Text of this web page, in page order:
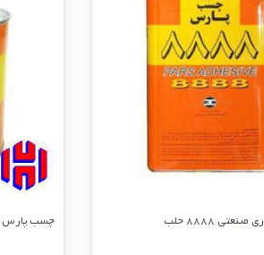
8888 حلب چسب پارس